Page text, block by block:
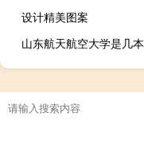
设计精美图案
山东航天航空大学是几本